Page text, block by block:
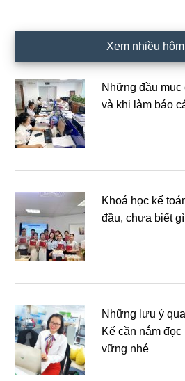
Xem nhiều
Những đầu mục
và khi làm báo
Khoá học kế
đầu, chưa biết
Những lưu ý
Kế cần nắm
vững nhé